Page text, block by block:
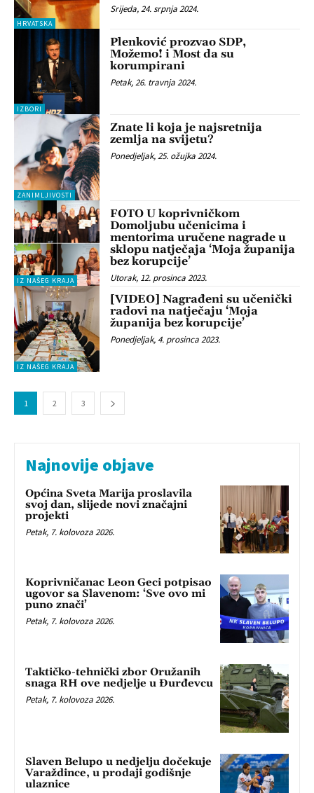
HRVATSKA
Srijeda, 24. srpnja 2024.
IZBORI
Plenković prozvao SDP,
Možemo! i Most da su
korumpirani
Petak, 26. travnja 2024.
ZANIMLJIVOSTI
Znate li koja je najsretnija
zemlja na svijetu?
Ponedjeljak, 25. ožujka 2024.
IZ NAŠEG KRAJA
FOTO U koprivničkom
Domoljubu učenicima i
mentorima uručene nagrade u
sklopu natječaja ‘Moja županija
bez korupcije’
Utorak, 12. prosinca 2023.
IZ NAŠEG KRAJA
[VIDEO] Nagrađeni su učenički
radovi na natječaju ‘Moja
županija bez korupcije’
Ponedjeljak, 4. prosinca 2023.
1 2 3
Najnovije objave
Općina Sveta Marija proslavila
svoj dan, slijede novi značajni
projekti
Petak, 7. kolovoza 2026.
Koprivničanac Leon Geci potpisao
ugovor sa Slavenom: ‘Sve ovo mi
puno znači’
Petak, 7. kolovoza 2026.
Taktičko-tehnički zbor Oružanih
snaga RH ove nedjelje u Đurđevcu
Petak, 7. kolovoza 2026.
Slaven Belupo u nedjelju dočekuje
Varaždince, u prodaji godišnje
ulaznice